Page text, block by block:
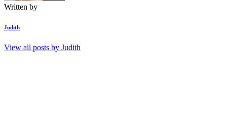
Written by
Judith
View all posts by Judith